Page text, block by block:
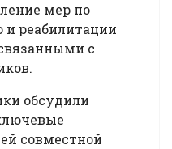
мер по
и реабилитации
с
обсудили
совместной